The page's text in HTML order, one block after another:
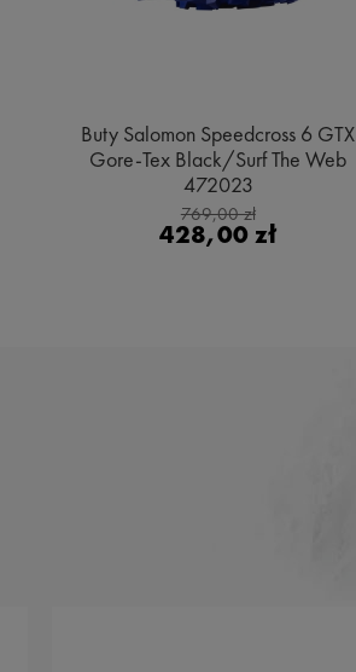
Buty Salomon Speedcross 6 GTX
Gore-Tex Black/Surf The Web
472023
769,00 zł
428,00 zł